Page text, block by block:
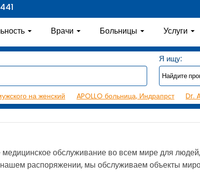
Врачи Больницы Услуги
Я ищу:
на женский APOLLO больница, Индрапрст
Dr.
обслуживание во всем мире для
распоряжении, мы обслуживаем объекты